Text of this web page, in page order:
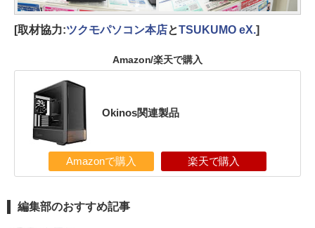
[取材協力:ツクモパソコン本店とTSUKUMO eX.]
Amazon/楽天で購入
Okinos関連製品
Amazonで購入 楽天で購入
編集部のおすすめ記事